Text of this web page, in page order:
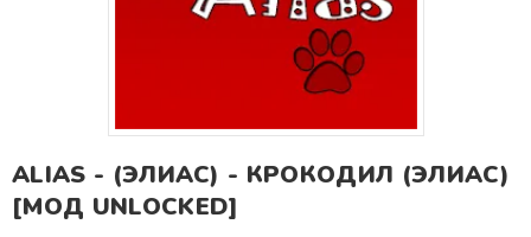
ALIAS - (ЭЛИАС) - КРОКОДИЛ (ЭЛИАС)
[МОД UNLOCKED]